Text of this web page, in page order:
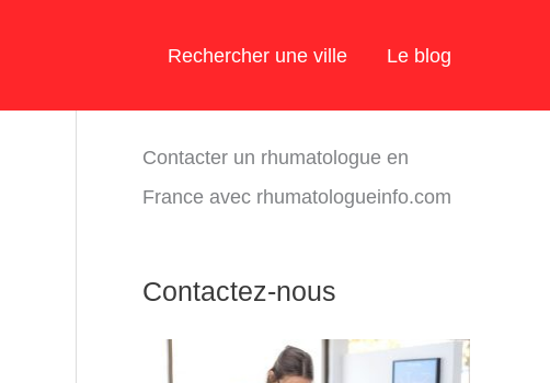
Rechercher une ville Le blog
Contacter un rhumatologue en
France avec rhumatologueinfo.com
Contactez-nous